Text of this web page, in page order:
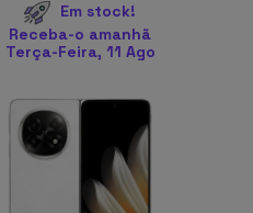
Em stock!
Receba-o amanhã
Terça-Feira, 11 Ago